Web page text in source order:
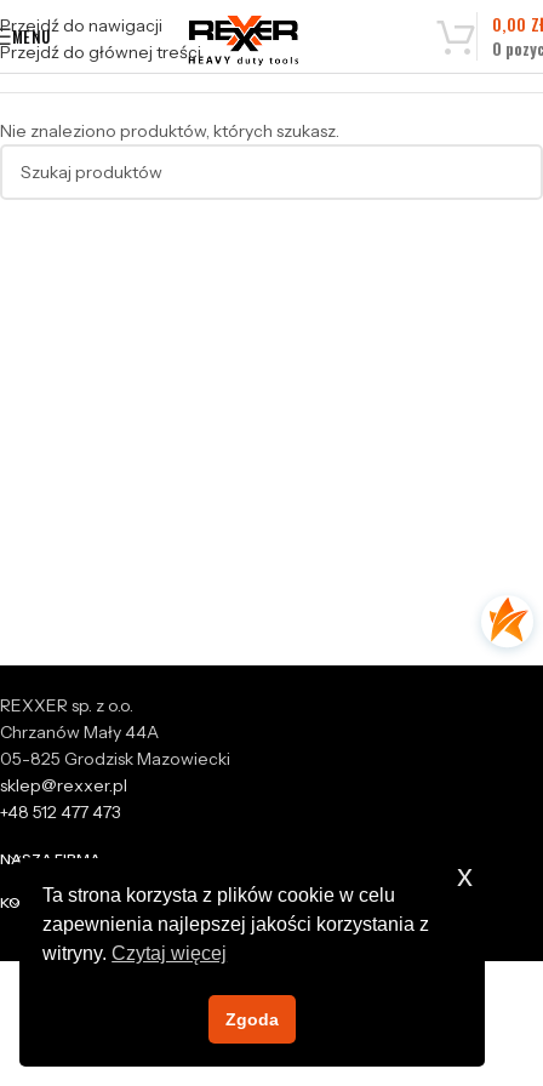
Przejdź do nawigacji
Przejdź do głównej treści
MENU
0
0,00
Nie znaleziono produktów, których szukasz.
REXXER sp. z o.o.
Chrzanów Mały 44A
05-825 Grodzisk Mazowiecki
sklep@rexxer.pl
+48 512 477 473
NASZA FIRMA
KONTOTa strona korzysta z plików cookie w celu
zapewnienia najlepszej jakości korzystania z
witryny.Czytaj więcej
Zgoda
x